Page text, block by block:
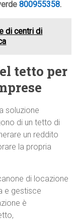
800955358.
di centri di
tetto per
soluzione
di un tetto di
un reddito
la propria
di locazione
e gestisce
è